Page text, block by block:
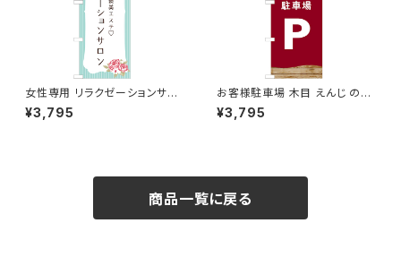
女性専用 リラクゼーションサロ
ン 水色 のぼり旗
¥3,795
お客様駐車場 木目 えんじ のぼ
り旗
¥3,795
商品一覧に戻る